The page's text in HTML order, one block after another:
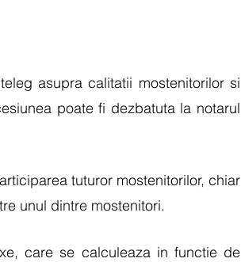
asupra calitatii mostenitorilor si
poate fi dezbatuta la notarul
tuturor mostenitorilor, chiar
unul dintre mostenitori.
care se calculeaza in functie de